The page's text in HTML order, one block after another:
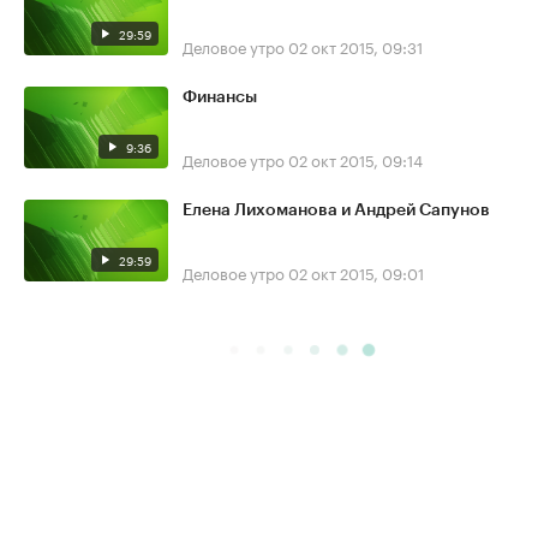
29:59 Деловое утро 02 окт 2015, 09:31
9:36
Финансы
Деловое утро 02 окт 2015, 09:14
29:59
Елена Лихоманова и Андрей Сапунов
Деловое утро 02 окт 2015, 09:01